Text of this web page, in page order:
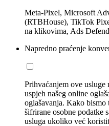
Meta-Pixel, Microsoft
(RTBHouse), TikTok
na klikovima, Ads
Napredno praćenje
Prihvaćanjem ove
uspjeh našeg online
oglašavanja. Kako
šifrirane osobne podatke
usluga ukoliko već